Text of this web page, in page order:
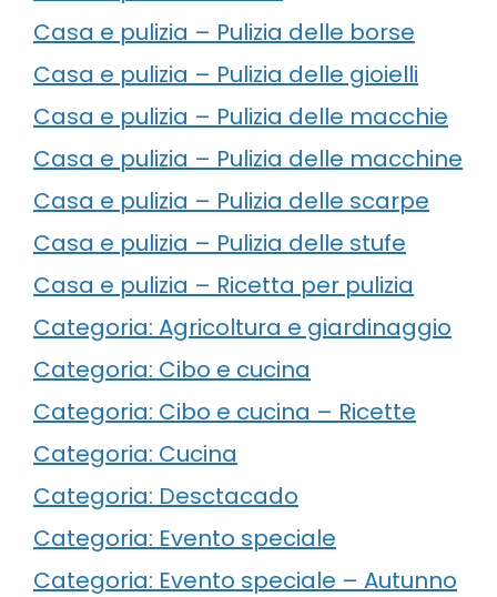
Casa e pulizia – Pulizia delle borse
Casa e pulizia – Pulizia delle gioielli
Casa e pulizia – Pulizia delle macchie
Casa e pulizia – Pulizia delle macchine
Casa e pulizia – Pulizia delle scarpe
Casa e pulizia – Pulizia delle stufe
Casa e pulizia – Ricetta per pulizia
Categoria: Agricoltura e giardinaggio
Categoria: Cibo e cucina
Categoria: Cibo e cucina – Ricette
Categoria: Cucina
Categoria: Desctacado
Categoria: Evento speciale
Categoria: Evento speciale – Autunno